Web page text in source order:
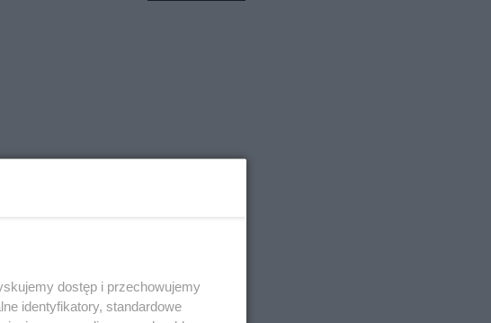
dostęp i przechowujemy
identyfikatory, standardowe